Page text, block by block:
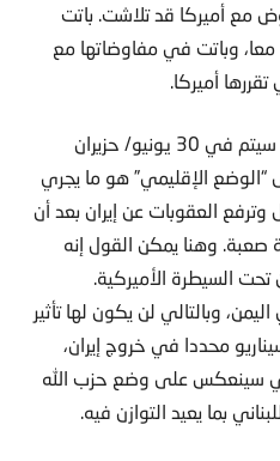
مع أميركا قد تلاشت. باتت
وباتت في مفاوضاتها مع
أميركا.
وإذا كان توقيع الاتفاق النووي سيتم في 30 يونيو/ حزيران
“الوضع الإقليمي” هو ما يجري
وترفع العقوبات عن إيران بعد أن
وهنا يمكن القول إنه
السيطرة الأميركية.
وبالتالي لن يكون لها تأثير
محددا في خروج إيران،
سينعكس على وضع حزب الله
بما يعيد التوازن فيه.